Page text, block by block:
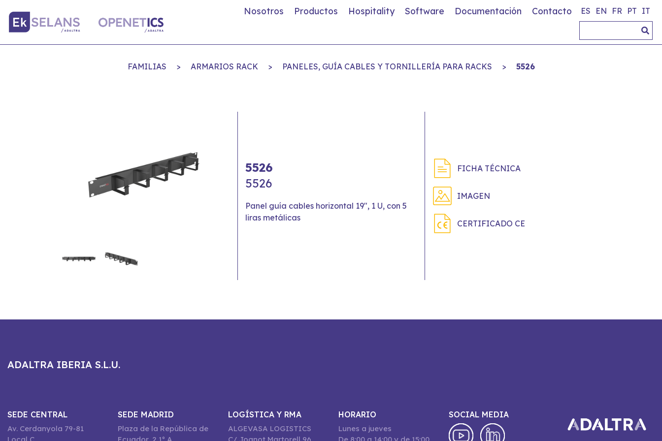
Nosotros Productos Hospitality Software Documentación Contacto ES EN FR PT IT
FAMILIAS > ARMARIOS RACK > PANELES, GUÍA CABLES Y TORNILLERÍA PARA RACKS > 5526
5526
5526
Panel guía cables horizontal 19", 1 U, con 5
liras metálicas
FICHA TÉCNICA
IMAGEN
CERTIFICADO CE
ADALTRA IBERIA S.L.U.
SEDE CENTRAL
Av. Cerdanyola 79-81
SEDE MADRID
Plaza de la República de
LOGÍSTICA Y RMA
ALGEVASA LOGISTICS
HORARIO
Lunes a jueves
SOCIAL MEDIA